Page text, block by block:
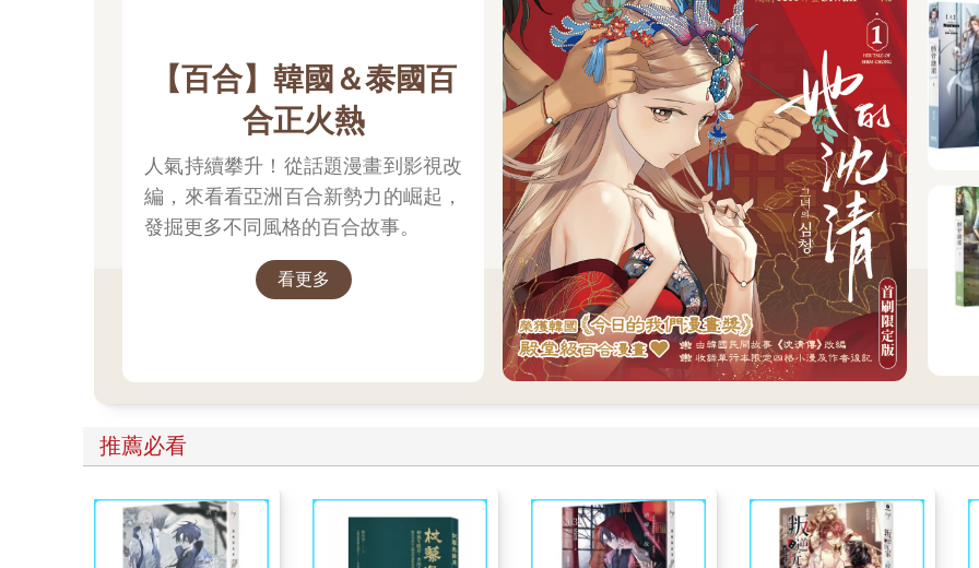
春季的陰天，天空白茫茫的。一百人搭乘的車廂，載送一千人的列車，一千班像這樣的列車行駛的城市。
不知不覺中，我像平常一樣，一邊望著街道──
一邊尋找唯一的某一個人。
第二章 開端
我在朦朧意識中這麼想。
是鬧鐘嗎？可是我還想睡。昨晚我全神貫注地畫畫，直到天快亮才上床。
「瀧、瀧。」
聲音彷彿快要哭出來般急切，宛若遠處閃爍的星星般寂寞而顫抖。
「你不記得了嗎？」
聲音不安地問我，可是我不認識妳。
推擠，自我身邊遠離。
少女喊：「我的名字是三葉！」
她解開綁頭髮的髮繩遞給我，我不加思索地伸出手。鮮橘色的髮繩彷彿射入昏暗電車中的一道細細夕陽光線。我將身體
【百合】韓國＆泰國百
合正火熱
人氣持續攀升！從話題漫畫到影視改
編，來看看亞洲百合新勢力的崛起，
發掘更多不同風格的百合故事。
看更多
推薦必看